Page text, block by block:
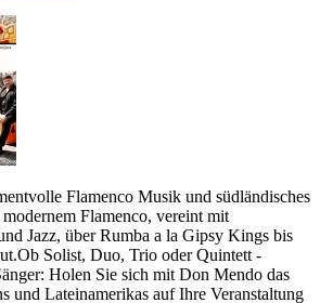
Flamenco Musik und südländisches
Flamenco, vereint mit
Jazz, über Rumba a la Gipsy Kings bis
Solist, Duo, Trio oder Quintett -
Holen Sie sich mit Don Mendo das
und Lateinamerikas auf Ihre Veranstaltung